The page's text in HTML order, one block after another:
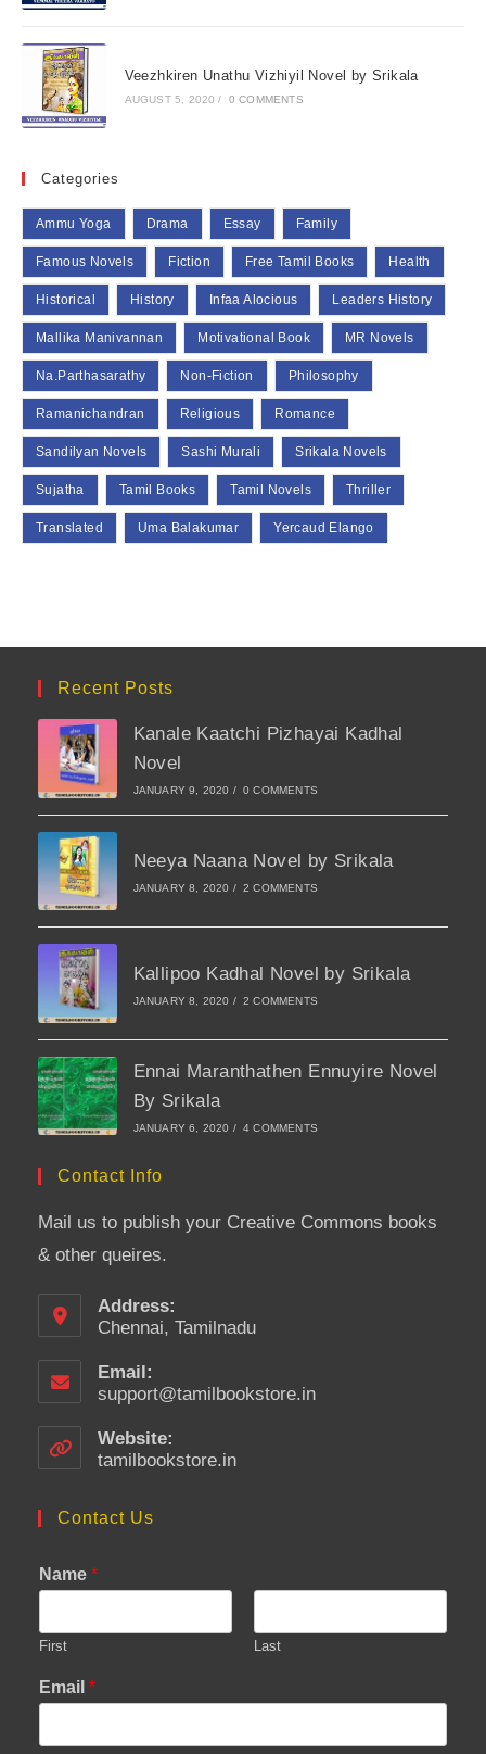
Veezhkiren Unathu Vizhiyil Novel by Srikala
AUGUST 5, 2020 / 0 COMMENTS
Categories
Ammu Yoga Drama Essay Family
Famous Novels Fiction Free Tamil Books Health
Historical History Infaa Alocious Leaders History
Mallika Manivannan Motivational Book MR Novels
Na.Parthasarathy Non-Fiction Philosophy
Ramanichandran Religious Romance
Sandilyan Novels Sashi Murali Srikala Novels
Sujatha Tamil Books Tamil Novels Thriller
Translated Uma Balakumar Yercaud Elango
Recent Posts
Kanale Kaatchi Pizhayai Kadhal
Novel
JANUARY 9, 2020 / 0 COMMENTS
Neeya Naana Novel by Srikala
JANUARY 8, 2020 / 2 COMMENTS
Kallipoo Kadhal Novel by Srikala
JANUARY 8, 2020 / 2 COMMENTS
Ennai Maranthathen Ennuyire Novel
By Srikala
JANUARY 6, 2020 / 4 COMMENTS
Contact Info
Mail us to publish your Creative Commons books
& other queires.
Address:
Chennai, Tamilnadu
Email:
support@tamilbookstore.inOpens
Website:
tamilbookstore.in
Contact Us
Name *
First Last
Email *